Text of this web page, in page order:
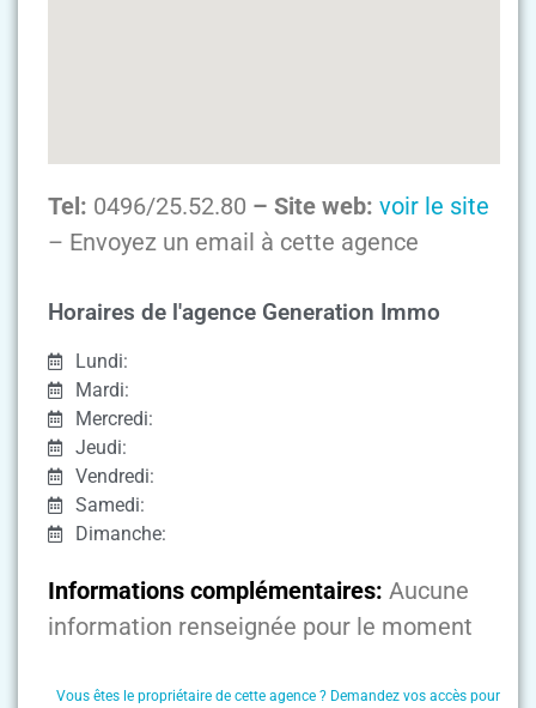
Tel: 0496/25.52.80 – Site web: voir le site
– Envoyez un email à cette agence
Horaires de l'agence Generation Immo
Lundi:
Mardi:
Mercredi:
Jeudi:
Vendredi:
Samedi:
Dimanche:
Informations complémentaires: Aucune
information renseignée pour le moment
Vous êtes le propriétaire de cette agence ? Demandez vos accès pour